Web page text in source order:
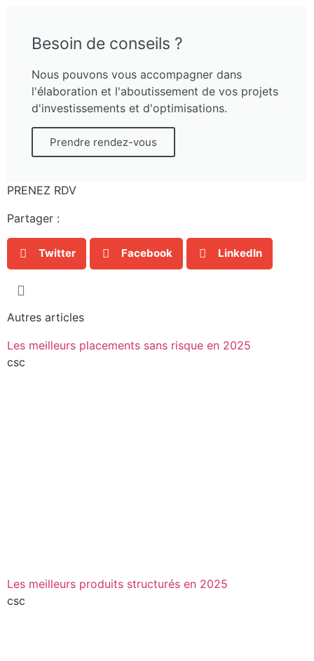
Besoin de conseils ?
Nous pouvons vous accompagner dans
l'élaboration et l'aboutissement de vos projets
d'investissements et d'optimisations.
Prendre rendez-vous
PRENEZ RDV
Partager :
Twitter Facebook LinkedIn
Autres articles
Les meilleurs placements sans risque en 2025
csc
Les meilleurs produits structurés en 2025
csc